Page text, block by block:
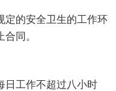
定的安全卫生的工作环
同。
日工作不超过八小时